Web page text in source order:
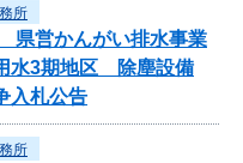
所
県営かんがい排水事業
水3期地区 除塵設備
入札公告
所